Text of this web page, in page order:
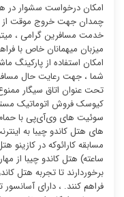
امکان درخواست سشوار در
چمدان جهت خروج موقت از
خدمت مسافرین گرامی ،
میزبان میهمانان خاص با
امکان استفاده از پارکینگ
شما ، جهت رعایت حال
تحت عنوان اتاق سیگار
کیوسک فروش اتوماتیک
سوئیت ‌های وی‌آی‌پی با
های هتل کاندو چیبا به
ساعته) هتل کاندو چیبا از
برخوردارند تا تجربه هتل
فراهم کنند. ، دارای